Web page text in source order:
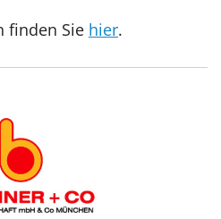
finden Sie hier.